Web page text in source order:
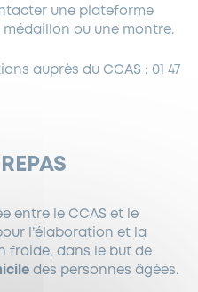
une plateforme
ou une montre.
auprès du CCAS : 01 47
entre le CCAS et le
l’élaboration et la
froide, dans le but de
des personnes âgées.